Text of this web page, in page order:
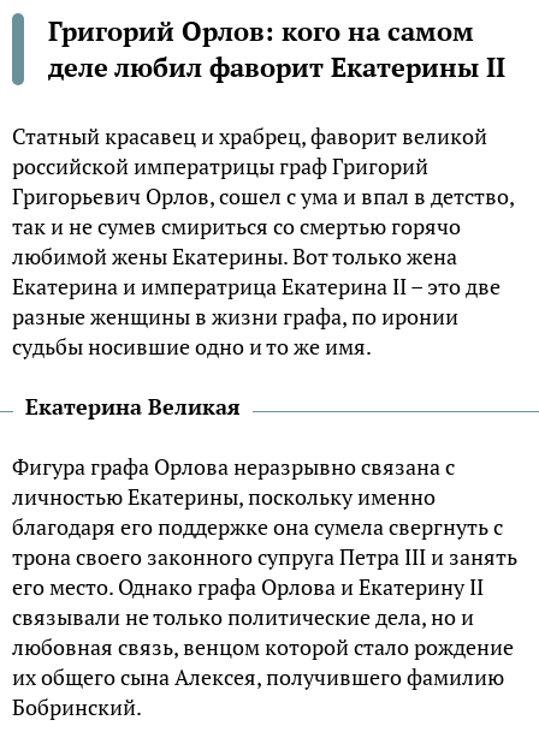
Григорий Орлов: кого на самом
деле любил фаворит Екатерины II
Статный красавец и храбрец, фаворит великой
российской императрицы граф Григорий
Григорьевич Орлов, сошел с ума и впал в детство,
так и не сумев смириться со смертью горячо
любимой жены Екатерины. Вот только жена
Екатерина и императрица Екатерина II – это две
разные женщины в жизни графа, по иронии
судьбы носившие одно и то же имя.
Екатерина Великая
Фигура графа Орлова неразрывно связана с
личностью Екатерины, поскольку именно
благодаря его поддержке она сумела свергнуть с
трона своего законного супруга Петра III и занять
его место. Однако графа Орлова и Екатерину II
связывали не только политические дела, но и
любовная связь, венцом которой стало рождение
их общего сына Алексея, получившего фамилию
Бобринский.